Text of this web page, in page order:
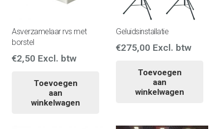
Asverzamelaar rvs met
borstel
€2,50 Excl. btw
Toevoegen
aan
winkelwagen
Geluidsinstallatie
€275,00 Excl. btw
Toevoegen
aan
winkelwagen